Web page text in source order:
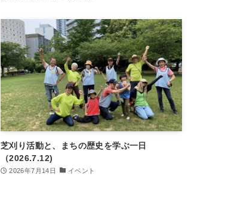
芝刈り活動と、まちの歴史を学ぶ一日
（2026.7.12)
2026年7月14日 イベント